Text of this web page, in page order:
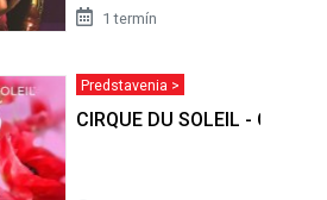
1 termín
Predstavenia >
CIRQUE DU SOLEIL - OVO